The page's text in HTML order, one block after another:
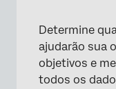
Determine
ajudarão sua
objetivos e
todos os